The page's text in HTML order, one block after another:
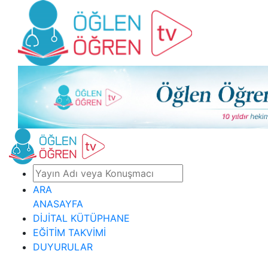
ARA
ANASAYFA
DİJİTAL KÜTÜPHANE
EĞİTİM TAKVİMİ
DUYURULAR